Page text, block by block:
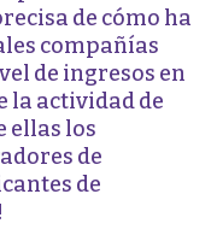
de cómo ha
compañías
de ingresos en
la actividad de
ellas los
de
de